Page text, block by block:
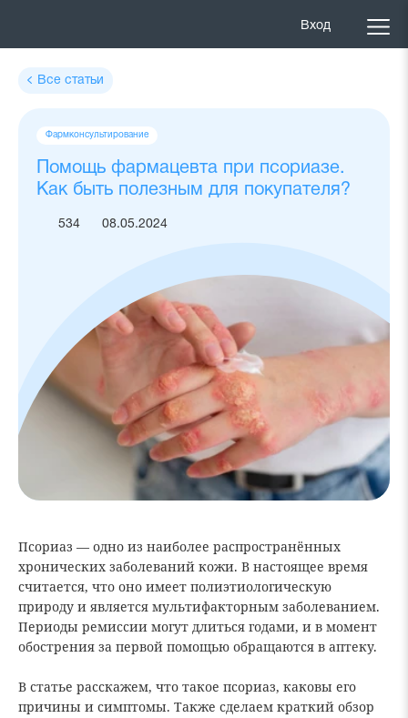
Вход
Все статьи
Помощь фармацевта при псориазе.
Как быть полезным для покупателя?
Теги
Фармконсультирование
534 08.05.2024
Псориаз — одно из наиболее распространённых
хронических заболеваний кожи. В настоящее время
считается, что оно имеет полиэтиологическую
природу и является мультифакторным заболеванием.
Периоды ремиссии могут длиться годами, и в момент
обострения за первой помощью обращаются в аптеку.
В статье расскажем, что такое псориаз, каковы его
причины и симптомы. Также сделаем краткий обзор